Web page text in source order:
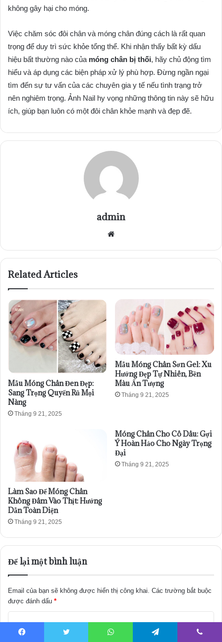
không gây hại cho móng.
Việc chăm sóc đôi chân và móng chân đúng cách là rất quan
trọng để duy trì sức khỏe tổng thể. Khi nhận thấy bất kỳ dấu
hiệu bất thường nào của móng chân bị thối, hãy chủ động tìm
hiểu và áp dụng các biện pháp xử lý phù hợp. Đừng ngần ngại
tìm đến sự tư vấn của các chuyên gia y tế nếu tình trạng trở
nên nghiêm trọng. Ảnh Nail hy vọng những thông tin này sẽ hữu
ích, giúp bạn luôn có một đôi chân khỏe mạnh và đẹp đẽ.
admin
Website
Related Articles
Mẫu Móng Chân Đen Đẹp:
Sang Trọng Quyến Rũ Mọi
Nàng
Tháng 9 21, 2025
Mẫu Móng Chân Sơn Gel: Xu
Hướng Đẹp Tự Nhiên, Bền
Màu Ấn Tượng
Tháng 9 21, 2025
Làm Sao Để Móng Chân
Không Đâm Vào Thịt: Hướng
Dẫn Toàn Diện
Tháng 9 21, 2025
Móng Chân Cho Cô Dâu: Gợi
Ý Hoàn Hảo Cho Ngày Trọng
Đại
Tháng 9 21, 2025
Để lại một bình luận
Email của bạn sẽ không được hiển thị công khai. Các trường bắt buộc
được đánh dấu *